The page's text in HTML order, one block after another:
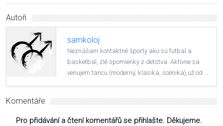
Autoři
samkoloj
Neznášam kontaktné športy ako sú futbal a
basketbal, zlé spomienky z detstva. Aktívne sa
venujem tancu (moderný, klasika, scénika),už od …
Komentáře
Pro přidávání a čtení komentářů se přihlašte. Děkujeme.